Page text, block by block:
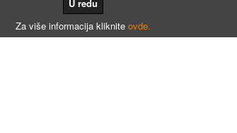
U redu
Za više informacija kliknite ovde.